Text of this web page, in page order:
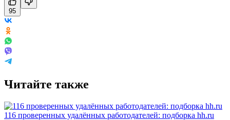
95
Читайте также
116 проверенных удалённых работодателей: подборка hh.ru